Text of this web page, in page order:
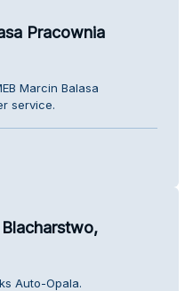
Pracownia
Marcin Balasa
service.
Auto-Opala.